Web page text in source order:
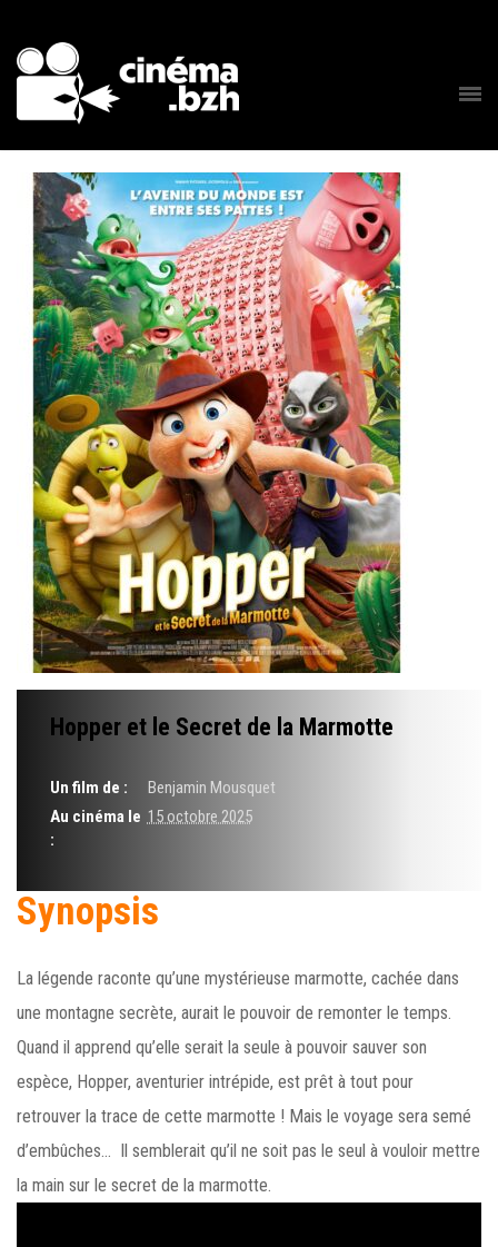
Hopper et le Secret de la Marmotte
Un film de :
Benjamin Mousquet
Au cinéma le
:
15 octobre 2025
Synopsis
La légende raconte qu’une mystérieuse marmotte, cachée dans
une montagne secrète, aurait le pouvoir de remonter le temps.
Quand il apprend qu’elle serait la seule à pouvoir sauver son
espèce, Hopper, aventurier intrépide, est prêt à tout pour
retrouver la trace de cette marmotte ! Mais le voyage sera semé
d’embûches… Il semblerait qu’il ne soit pas le seul à vouloir mettre
la main sur le secret de la marmotte.